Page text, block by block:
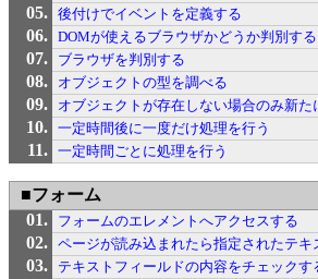
後付けでイベントを定義する
DOMが使えるブラウザかどうか判別する
ブラウザを判別する
オブジェクトの型を調べる
オブジェクトが存在しない場合のみ新
一定時間後に一度だけ処理を行う
一定時間ごとに処理を行う
■フォーム
フォームのエレメントへアクセスする
ページが読み込まれたら指定されたテ
テキストフィールドの内容をチェックす